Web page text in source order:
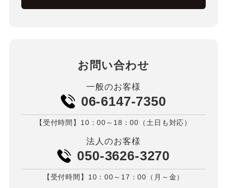
お問い合わせ
一般のお客様
06-6147-7350
【受付時間】10：00～18：00（土日も対応）
法人のお客様
050-3626-3270
【受付時間】10：00～17：00（月～金）